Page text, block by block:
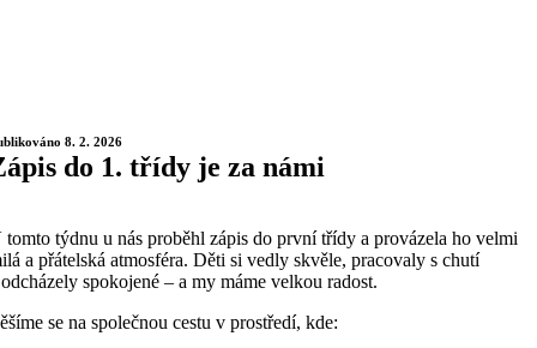
8. 2. 2026
do 1. třídy je za námi
tomto týdnu u nás proběhl zápis do první třídy a provázela ho velmi
a přátelská atmosféra. Děti si vedly skvěle, pracovaly s chutí
spokojené – a my máme velkou radost.
se na společnou cestu v prostředí, kde: